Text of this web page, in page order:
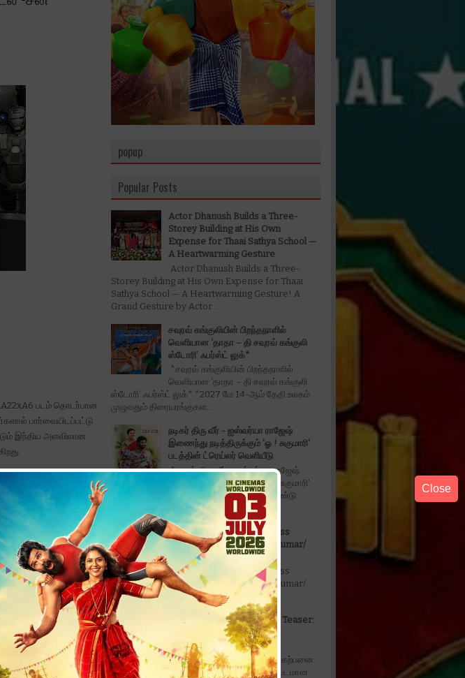
படம் தொடர்பான
பார்வையிடப்பட்டு
இந்திய அளவிலான
அல்லு அர்ஜுன் -
இவர்களின் இணைவு -
பெற்றுள்ளதுடன்
அடையாளம் சன் பிக்சர்ஸ்
#AA22xA6
தமிழ் திரையுலகம்
popup
Close
Popular Posts
Actor Dhanush Builds a Three-
Storey Building at His Own
Expense for Thaai Sathya School —
A Heartwarming Gesture
Actor Dhanush Builds a Three-
Storey Building at His Own Expense for Thaai
Sathya School — A Heartwarming Gesture! A
Grand Gesture by Actor ...
சவுரவ் கங்குலியின் பிறந்தநாளில்
வெளியான ‘தாதா – தி சவுரவ் கங்குலி
ஸ்டோரி’ ஃபர்ஸ்ட் லுக்*
*சவுரவ் கங்குலியின் பிறந்தநாளில்
வெளியான ‘தாதா – தி சவுரவ் கங்குலி
ஸ்டோரி’ ஃபர்ஸ்ட் லுக்* *2027 மே 14-ஆம் தேதி உலகம்
முழுவதும் திரையரங்குகள...
நடிகர் திரு வீர் - ஐஸ்வர்யா ராஜேஷ்
இணைந்து நடித்திருக்கும் 'ஓ ! சுகுமாரி'
படத்தின் ட்ரெய்லர் வெளியீடு
*நடிகர் திரு வீர் - ஐஸ்வர்யா ராஜேஷ்
இணைந்து நடித்திருக்கும் 'ஓ ! சுகுமாரி'
படத்தின் ட்ரெய்லர் வெளியீடு* டீசர் மற்றும் இரண்டு
தில்லு இருந்தா போராடு Actress
Anukrishna /Vanithavijayakumar/
Karthikdoss/
தில்லு இருந்தா போராடு Actress
Anukrishna /Vanithavijayakumar/
Karthikdoss/
Don't Trouble The Trouble Teaser:
Fahadh Faasil in fantasy
entertainer*
*நடிகர் ஃபஹத் பாசில் நடிப்பில் கற்பனை
கலந்த பொழுதுபோக்கு திரைப்படமான